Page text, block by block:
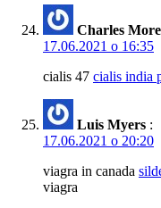
Charles
17.06.2021 о 16:35
cialis 47 cialis india
Luis Myers :
17.06.2021 о 20:20
viagra in canada
viagra